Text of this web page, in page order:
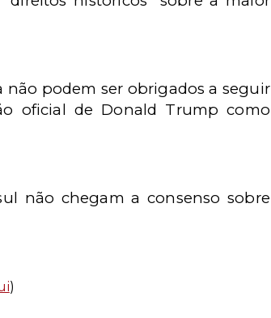
não podem ser obrigados a seguir
oficial de Donald Trump como
não chegam a consenso sobre
)